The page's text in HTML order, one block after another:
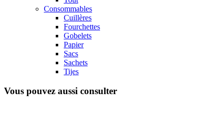
Consommables
Cuillères
Fourchettes
Gobelets
Papier
Sacs
Sachets
Tijes
Vous pouvez aussi consulter